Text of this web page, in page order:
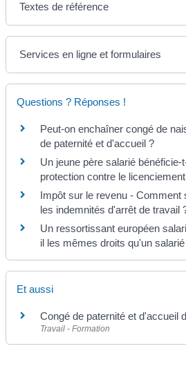
Textes de référence
Services en ligne et formulaires
Questions ? Réponses !
Peut-on enchaîner congé de
de paternité et d'accueil ?
Un jeune père salarié bénéficie-
protection contre le
Impôt sur le revenu - Comment
les indemnités d'arrêt de travail
Un ressortissant européen
il les mêmes droits qu'un
Et aussi
Congé de paternité et d'accueil
Travail - Formation